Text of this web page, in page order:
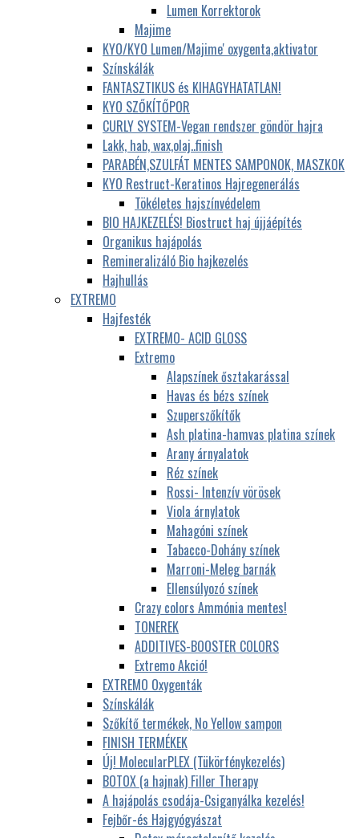
Lumen Korrektorok
Majime
KYO/KYO Lumen/Majime' oxygenta,aktivator
Színskálák
FANTASZTIKUS és KIHAGYHATATLAN!
KYO SZŐKÍTŐPOR
CURLY SYSTEM-Vegan rendszer göndör hajra
Lakk, hab, wax,olaj..finish
PARABÉN,SZULFÁT MENTES SAMPONOK, MASZKOK
KYO Restruct-Keratinos Hajregenerálás
Tökéletes hajszínvédelem
BIO HAJKEZELÉS! Biostruct haj újjáépítés
Organikus hajápolás
Remineralizáló Bio hajkezelés
Hajhullás
EXTREMO
Hajfesték
EXTREMO- ACID GLOSS
Extremo
Alapszínek ősztakarással
Havas és bézs színek
Szuperszőkítők
Ash platina-hamvas platina színek
Arany árnyalatok
Réz színek
Rossi- Intenzív vörösek
Viola árnylatok
Mahagóni színek
Tabacco-Dohány színek
Marroni-Meleg barnák
Ellensúlyozó színek
Crazy colors Ammónia mentes!
TONEREK
ADDITIVES-BOOSTER COLORS
Extremo Akció!
EXTREMO Oxygenták
Színskálák
Szőkítő termékek, No Yellow sampon
FINISH TERMÉKEK
Új! MolecularPLEX (Tükörfénykezelés)
BOTOX (a hajnak) Filler Therapy
A hajápolás csodája-Csiganyálka kezelés!
Fejbőr-és Hajgyógyászat